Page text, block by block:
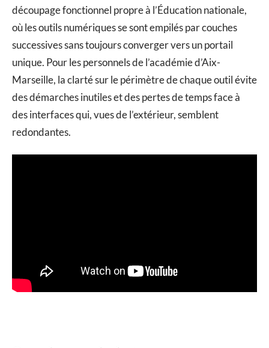
découpage fonctionnel propre à l’Éducation nationale,
où les outils numériques se sont empilés par couches
successives sans toujours converger vers un portail
unique. Pour les personnels de l’académie d’Aix-
Marseille, la clarté sur le périmètre de chaque outil évite
des démarches inutiles et des pertes de temps face à
des interfaces qui, vues de l’extérieur, semblent
redondantes.